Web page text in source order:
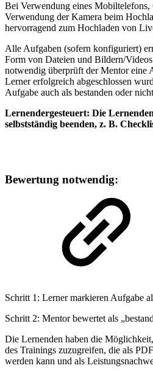
Bei Verwendung eines Mobiltelefons,
Verwendung der Kamera beim
hervorragend zum Hochladen von
Alle Aufgaben (sofern konfiguriert)
Form von Dateien und Bildern/
notwendig überprüft der Mentor eine
Lerner erfolgreich abgeschlossen
Aufgabe auch als bestanden oder
Lernendergesteuert: Die
selbstständig beenden, z. B.
Bewertung notwendig:
Schritt 1: Lerner markieren Aufgabe
Schritt 2: Mentor bewertet als
Die Lernenden haben die
des Trainings zuzugreifen, die als
werden kann und als